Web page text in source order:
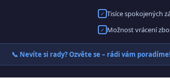
✓ Tisíce spokojených
✓ Možnost vrácení
📞 Nevíte si rady? Ozvěte se – rádi vám